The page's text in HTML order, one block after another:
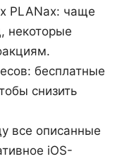
PLANах: чаще
некоторые
бесплатные
снизить
все описанные
iOS-